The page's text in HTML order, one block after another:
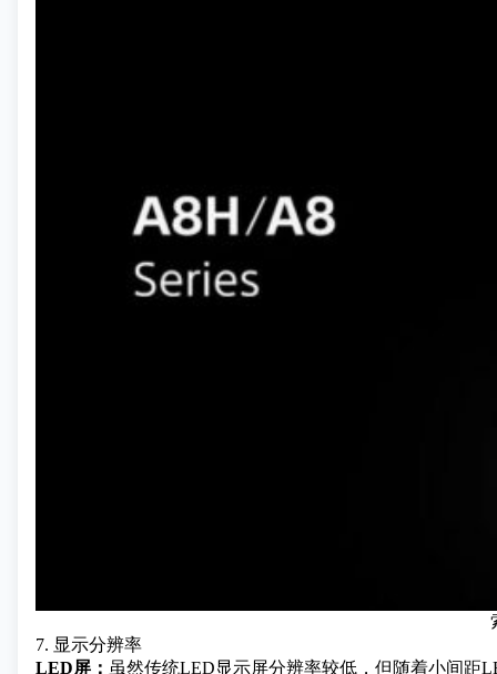
7. 显示分辨率
LED屏： 虽然传统LED显示屏分辨率较低，但随着小间距